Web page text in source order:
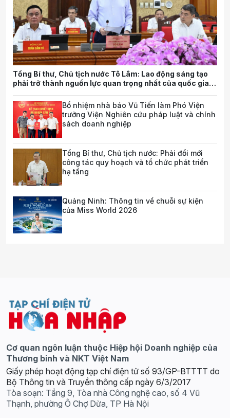
Tổng Bí thư, Chủ tịch nước Tô Lâm: Lao động sáng tạo
phải trở thành nguồn lực quan trọng nhất của quốc gia
Bổ nhiệm nhà báo Vũ Tiến làm Phó Viện
trưởng Viện Nghiên cứu pháp luật và chính
sách doanh nghiệp
Tổng Bí thư, Chủ tịch nước: Phải đổi mới
công tác quy hoạch và tổ chức phát triển
hạ tầng
Quảng Ninh: Thông tin về chuỗi sự kiện
của Miss World 2026
Cơ quan ngôn luận thuộc Hiệp hội Doanh nghiệp của
Thương binh và NKT Việt Nam
Giấy phép hoạt động tạp chí điện tử số 93/GP-BTTTT do
Bộ Thông tin và Truyền thông cấp ngày 6/3/2017
Tòa soạn: Tầng 9, Tòa nhà Công nghệ cao, số 4 Vũ
Thạnh, phường Ô Chợ Dừa, TP Hà Nội